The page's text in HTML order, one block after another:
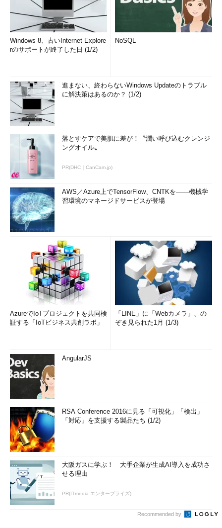
Windows 8、古いInternet Explore
rのサポートが終了した日 (1/2)
NoSQL
進まない、終わらないWindows Updateのトラブル
に解決策はあるのか？ (1/2)
落とすケアで美肌に差が！〝潤い呼び込むクレンジ
ングオイル〟
PR(DHC｜CanCam.jp)
AWS／Azure上でTensorFlow、CNTKを――機械学
習環境のマネージドサービスが登場
AzureでIoTプロジェクトを共同検
証する「IoTビジネス共創ラボ」
「LINE」に「Webカメラ」、の
ぞき見られた1月 (1/3)
AngularJS
RSA Conference 2016に見る「可視化」「検出」
「対応」を支援する製品たち (1/2)
大阪ガスに学ぶ！ 大手企業が生成AI導入を成功さ
せる理由
PR(ITmedia エンタープライズ)
Recommended by